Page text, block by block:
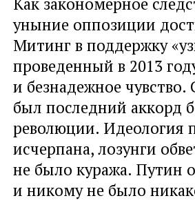
уныние оппозиции
Митинг в поддержку
проведенный в 2013
и безнадежное
был последний аккорд
революции. Идеология
исчерпана, лозунги
не было куража. Путин
и никому не было